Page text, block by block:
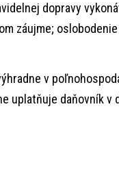
dopravy
záujme;
v
uplatňuje daňovník v